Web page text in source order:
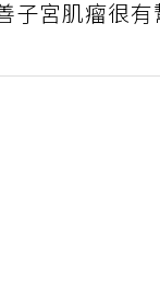
子宮肌瘤很有